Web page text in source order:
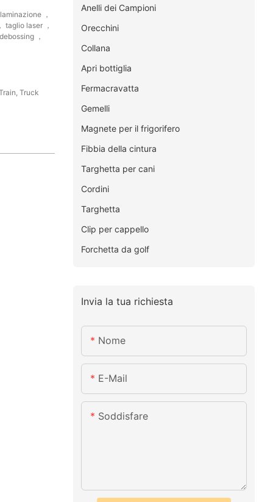
，
taglio laser ，
，
Truck
Anelli dei Campioni
Orecchini
Collana
Apri bottiglia
Fermacravatta
Gemelli
Magnete per il frigorifero
Fibbia della cintura
Targhetta per cani
Cordini
Targhetta
Clip per cappello
Forchetta da golf
Invia la tua richiesta
Nome
E-Mail
Soddisfare